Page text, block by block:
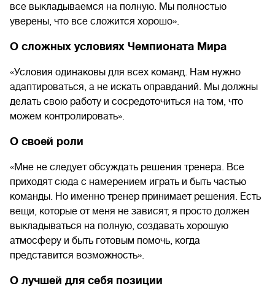
все выкладываемся на полную. Мы полностью
уверены, что все сложится хорошо».
О сложных условиях Чемпионата Мира
«Условия одинаковы для всех команд. Нам нужно
адаптироваться, а не искать оправданий. Мы должны
делать свою работу и сосредоточиться на том, что
можем контролировать».
О своей роли
«Мне не следует обсуждать решения тренера. Все
приходят сюда с намерением играть и быть частью
команды. Но именно тренер принимает решения. Есть
вещи, которые от меня не зависят, я просто должен
выкладываться на полную, создавать хорошую
атмосферу и быть готовым помочь, когда
представится возможность».
О лучшей для себя позиции